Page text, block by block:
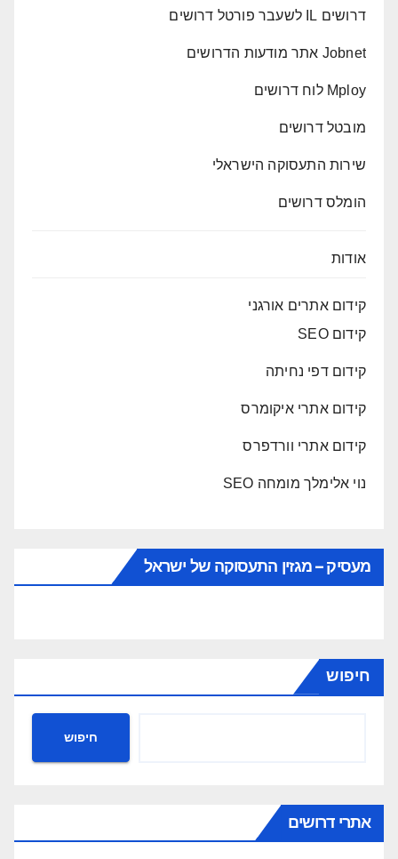
דרושים IL לשעבר פורטל דרושים
Jobnet אתר מודעות הדרושים
Mploy לוח דרושים
מובטל דרושים
שירות התעסוקה הישראלי
הומלס דרושים
אודות
קידום אתרים אורגני
קידום SEO
קידום דפי נחיתה
קידום אתרי איקומרס
קידום אתרי וורדפרס
נוי אלימלך מומחה SEO
מעסיק – מגזין התעסוקה של ישראל
חיפוש
חיפוש
אתרי דרושים